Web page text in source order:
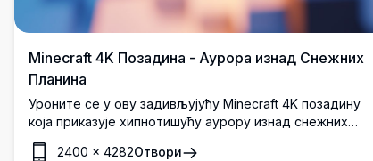
Minecraft 4K Позадина - Аурора изнад Снежних
Планина
Уроните се у ову задивљујућу Minecraft 4K позадину
која приказује хипнотишућу аурору изнад снежних
планина. Детаљна, високорезолуциона сцена ухвата
суштину мирне зимске ноћи у свету Minecraft-а,
2400 × 4282Отвори